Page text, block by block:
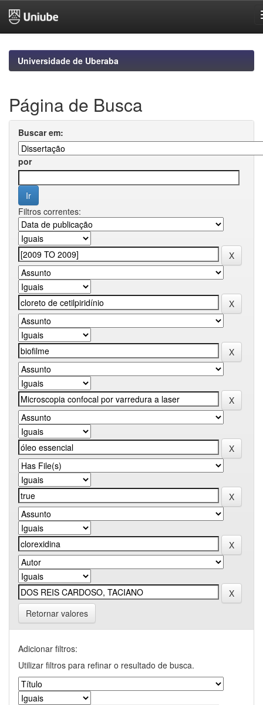
navigationUniversidade de Uberaba
Página de Busca
Buscar em:
por
Filtros correntes:
Retornar valores
Adicionar filtros:
Utilizar filtros para refinar o resultado de busca.